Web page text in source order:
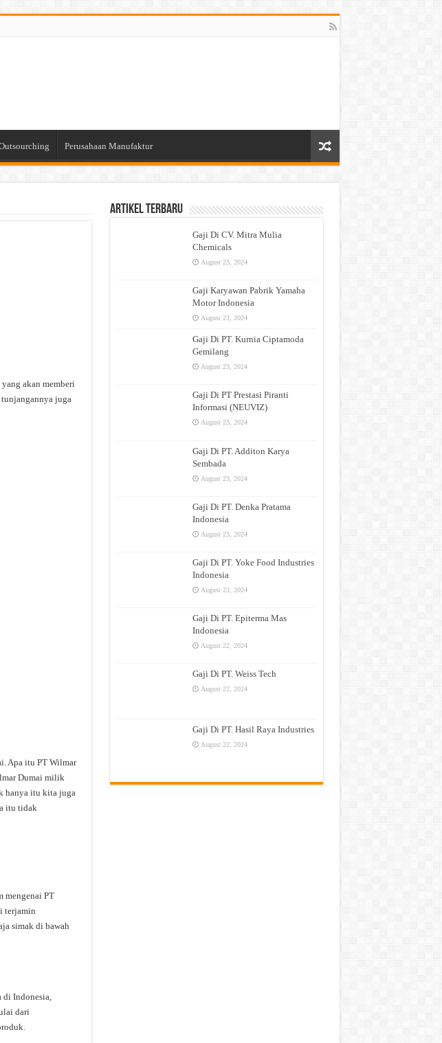
Perusahaan Manufaktur
akan memberi
juga
Apa itu PT Wilmar
Dumai milik
hanya itu kita juga
itu tidak
mengenai PT
terjamin
simak di bawah
di Indonesia,
dari
Artikel Terbaru
Gaji Di CV. Mitra Mulia
Chemicals
August 23, 2024
Gaji Karyawan Pabrik Yamaha
Motor Indonesia
August 23, 2024
Gaji Di PT. Kurnia Ciptamoda
Gemilang
August 23, 2024
Gaji Di PT Prestasi Piranti
Informasi (NEUVIZ)
August 23, 2024
Gaji Di PT. Additon Karya
Sembada
August 23, 2024
Gaji Di PT. Denka Pratama
Indonesia
August 23, 2024
Gaji Di PT. Yoke Food Industries
Indonesia
August 23, 2024
Gaji Di PT. Epiterma Mas
Indonesia
August 22, 2024
Gaji Di PT. Weiss Tech
August 22, 2024
Gaji Di PT. Hasil Raya Industries
August 22, 2024